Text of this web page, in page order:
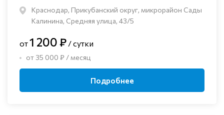
Краснодар, Прикубанский округ, микрорайон Сады
Калинина, Средняя улица, 43/5
от1 200 ₽ / сутки
от 35 000 ₽ / месяц
Подробнее